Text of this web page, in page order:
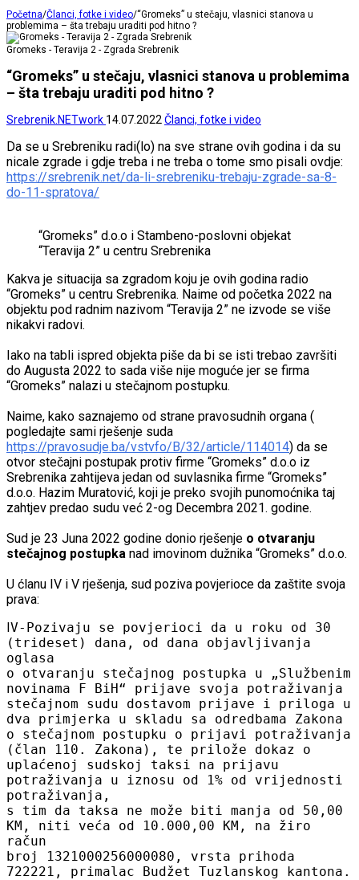
Početna/Članci, fotke i video/“Gromeks” u stečaju, vlasnici stanova u
problemima – šta trebaju uraditi pod hitno ?
Gromeks - Teravija 2 - Zgrada Srebrenik
“Gromeks” u stečaju, vlasnici stanova u problemima
– šta trebaju uraditi pod hitno ?
Srebrenik.NETwork 14.07.2022 Članci, fotke i video
Da se u Srebreniku radi(lo) na sve strane ovih godina i da su
nicale zgrade i gdje treba i ne treba o tome smo pisali ovdje:
https://srebrenik.net/da-li-srebreniku-trebaju-zgrade-sa-8-
do-11-spratova/
“Gromeks” d.o.o i Stambeno-poslovni objekat
“Teravija 2” u centru Srebrenika
Kakva je situacija sa zgradom koju je ovih godina radio
“Gromeks” u centru Srebrenika. Naime od početka 2022 na
objektu pod radnim nazivom “Teravija 2” ne izvode se više
nikakvi radovi.
Iako na tabli ispred objekta piše da bi se isti trebao završiti
do Augusta 2022 to sada više nije moguće jer se firma
“Gromeks” nalazi u stečajnom postupku.
Naime, kako saznajemo od strane pravosudnih organa (
pogledajte sami rješenje suda
https://pravosudje.ba/vstvfo/B/32/article/114014) da se
otvor stečajni postupak protiv firme “Gromeks” d.o.o iz
Srebrenika zahtijeva jedan od suvlasnika firme “Gromeks”
d.o.o. Hazim Muratović, koji je preko svojih punomoćnika taj
zahtjev predao sudu već 2-og Decembra 2021. godine.
Sud je 23 Juna 2022 godine donio rješenje o otvaranju
stečajnog postupka nad imovinom dužnika “Gromeks” d.o.o.
U ćlanu IV i V rješenja, sud poziva povjerioce da zaštite svoja
prava:
IV-Pozivaju se povjerioci da u roku od 30
(trideset) dana, od dana objavljivanja
oglasa
o otvaranju stečajnog postupka u „Službenim
novinama F BiH“ prijave svoja potraživanja
stečajnom sudu dostavom prijave i priloga u
dva primjerka u skladu sa odredbama Zakona
o stečajnom postupku o prijavi potraživanja
(član 110. Zakona), te prilože dokaz o
uplaćenoj sudskoj taksi na prijavu
potraživanja u iznosu od 1% od vrijednosti
potraživanja,
s tim da taksa ne može biti manja od 50,00
KM, niti veća od 10.000,00 KM, na žiro
račun
broj 1321000256000080, vrsta prihoda
722221, primalac Budžet Tuzlanskog kantona.